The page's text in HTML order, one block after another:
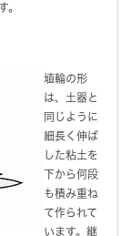
。
埴輪の形
は、土器と
同じように
細長く伸ば
した粘土を
下から何段
も積み重ね
て作られて
います。継